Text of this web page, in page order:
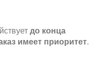
до конца
имеет приоритет.